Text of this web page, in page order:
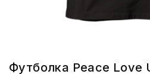
Футболка Peace Love